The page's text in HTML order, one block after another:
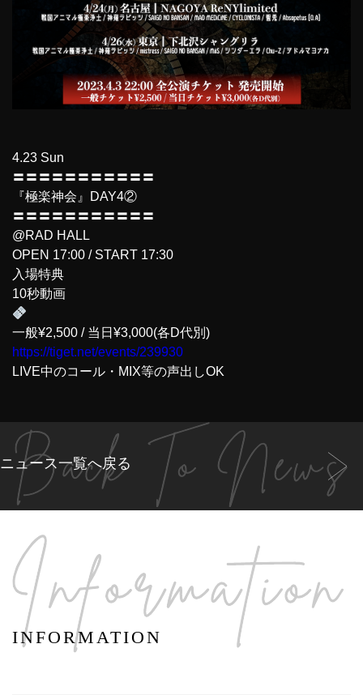
4.23 Sun
〓〓〓〓〓〓〓〓〓〓〓
『極楽神会』DAY4②
〓〓〓〓〓〓〓〓〓〓〓
@RAD HALL
OPEN 17:00 / START 17:30
入場特典
10秒動画
一般¥2,500 / 当日¥3,000(各D代別)
https://tiget.net/events/239930
LIVE中のコール・MIX等の声出しOK
ニュース一覧へ戻る
INFORMATION